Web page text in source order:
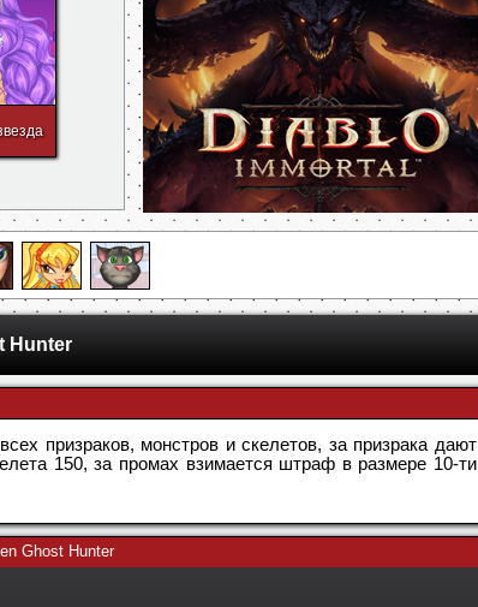
Hunter
призраков, монстров и скелетов, за призрака дают
150, за промах взимается штраф в размере 10-ти
Ghost Hunter